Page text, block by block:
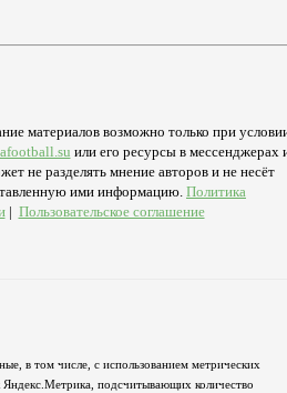
материалов возможно только при
или его ресурсы в мессенджерах
не разделять мнение авторов и не несёт
ими информацию.Политика
| Пользовательское соглашение
в том числе, с использованием метрических
подсчитывающих количество